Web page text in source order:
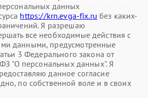
данных
https://krn.evga-fix.ru без каких-
Я разрешаю
все необходимые действия с
данными, предусмотренные
3 Федерального закона от
"О персональных данных". Я
данное согласие
по собственной воле и в своих